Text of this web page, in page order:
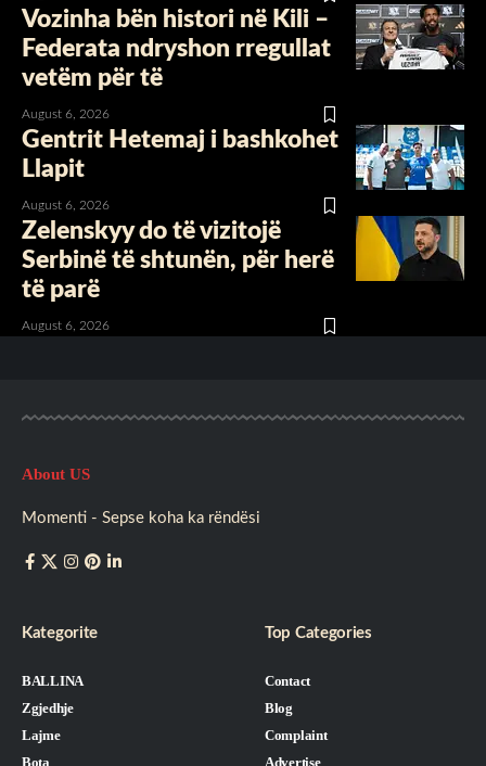
Vozinha bën histori në Kili –
Federata ndryshon rregullat
vetëm për të
August 6, 2026
Gentrit Hetemaj i bashkohet
Llapit
August 6, 2026
Zelenskyy do të vizitojë
Serbinë të shtunën, për herë
të parë
August 6, 2026
About US
Momenti - Sepse koha ka rëndësi
Kategorite
BALLINA
Zgjedhje
Lajme
Bota
Top Categories
Contact
Blog
Complaint
Advertise